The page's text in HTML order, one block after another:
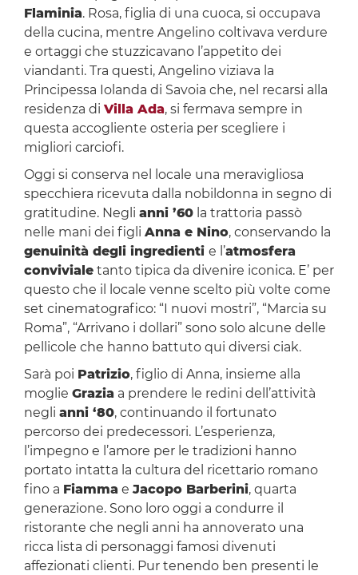
Flaminia. Rosa, figlia di una cuoca, si occupava
della cucina, mentre Angelino coltivava verdure
e ortaggi che stuzzicavano l’appetito dei
viandanti. Tra questi, Angelino viziava la
Principessa Iolanda di Savoia che, nel recarsi alla
residenza di Villa Ada, si fermava sempre in
questa accogliente osteria per scegliere i
migliori carciofi.
Oggi si conserva nel locale una meravigliosa
specchiera ricevuta dalla nobildonna in segno di
gratitudine. Negli anni ’60la trattoria passò
nelle mani dei figli Anna e Nino, conservando la
genuinità degli ingredienti e l’atmosfera
convivialetanto tipica da divenire iconica. E’ per
questo che il locale venne scelto più volte come
set cinematografico: “I nuovi mostri”, “Marcia su
Roma”, “Arrivano i dollari” sono solo alcune delle
pellicole che hanno battuto qui diversi ciak.
Sarà poi Patrizio, figlio di Anna, insieme alla
moglie Grazia a prendere le redini dell’attività
negli anni ‘80, continuando il fortunato
percorso dei predecessori. L’esperienza,
l’impegno e l’amore per le tradizioni hanno
portato intatta la cultura del ricettario romano
fino a Fiamma e Jacopo Barberini, quarta
generazione. Sono loro oggi a condurre il
ristorante che negli anni ha annoverato una
ricca lista di personaggi famosi divenuti
affezionati clienti. Pur tenendo ben presenti le